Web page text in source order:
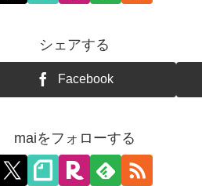
シェアする
Facebook
maiをフォローする